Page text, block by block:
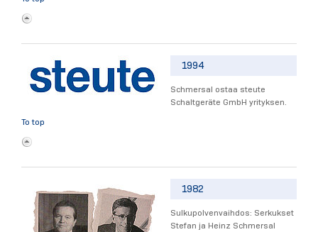
1994
Schmersal ostaa steute
Schaltgeräte GmbH yrityksen.
To top
1982
Sulkupolvenvaihdos: Serkukset
Stefan ja Heinz Schmersal